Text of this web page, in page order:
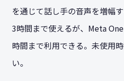
を通じて話し手の音声を増幅
3時間まで使えるが、Meta
時間まで利用できる。未使用
い。